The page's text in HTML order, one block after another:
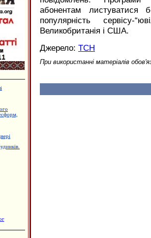
абонентам листуватися
популярність сервісу-
Великобританія і США.
Джерело: ТСН
При використанні матеріалів